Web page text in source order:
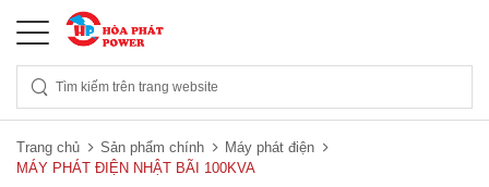
Trang chủ Sản phẩm chính
Máy phát điện
MÁY PHÁT ĐIỆN NHẬT BÃI 100KVA